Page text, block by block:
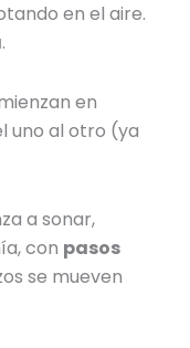
en el aire.
.
en
uno al otro (ya
a sonar,
con pasos
se mueven